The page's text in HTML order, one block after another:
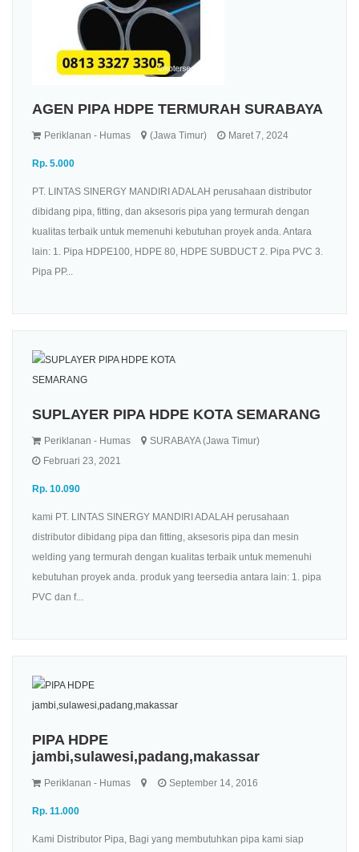
AGEN PIPA HDPE TERMURAH SURABAYA
Periklanan - Humas (Jawa Timur) Maret 7, 2024
Rp. 5.000
PT. LINTAS SINERGY MANDIRI ADALAH perusahaan distributor
dibidang pipa, fitting, dan aksesoris pipa yang termurah dengan
kualitas terbaik untuk memenuhi kebutuhan proyek anda. Antara
lain: 1. Pipa HDPE100, HDPE 80, HDPE SUBDUCT 2. Pipa PVC 3.
Pipa PP...
SUPLAYER PIPA HDPE KOTA SEMARANG
Periklanan - Humas
SURABAYA (Jawa Timur)
Februari 23, 2021
Rp. 10.090
kami PT. LINTAS SINERGY MANDIRI ADALAH perusahaan
distributor dibidang pipa dan fitting, aksesoris pipa dan mesin
welding yang termurah dengan kualitas terbaik untuk memenuhi
kebutuhan proyek anda. produk yang teersedia antara lain: 1. pipa
PVC dan f...
PIPA HDPE
jambi,sulawesi,padang,makassar
Periklanan - Humas September 14, 2016
Rp. 11.000
Kami Distributor Pipa, Bagi yang membutuhkan pipa kami siap